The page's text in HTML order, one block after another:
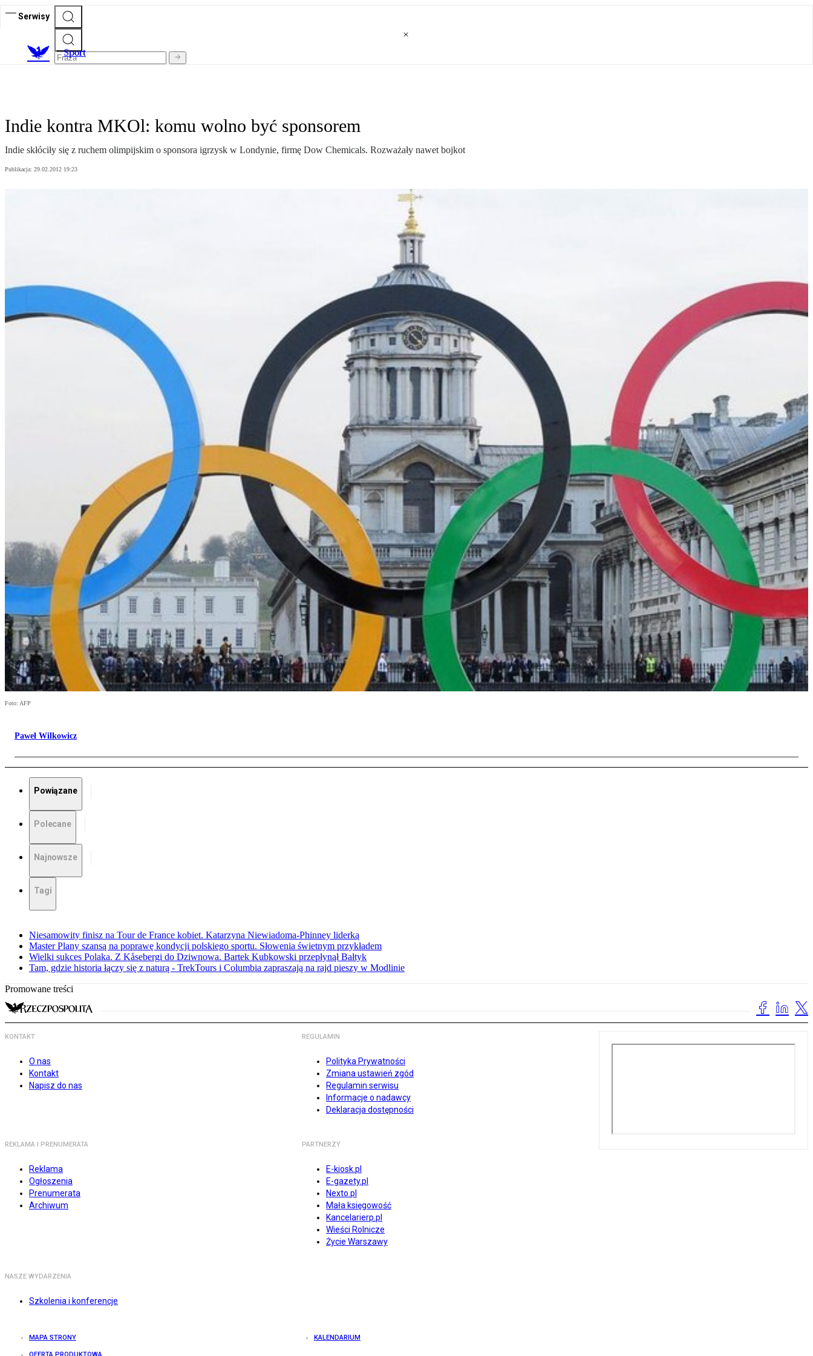
Serwisy
Sport
Indie kontra MKOl: komu wolno być sponsorem
Indie skłóciły się z ruchem olimpijskim o sponsora igrzysk w Londynie, firmę Dow Chemicals. Rozważały nawet bojkot
Publikacja: 29.02.2012 19:23
Foto: AFP
Paweł Wilkowicz
Powiązane
Polecane
Najnowsze
Tagi
Niesamowity finisz na Tour de France kobiet. Katarzyna Niewiadoma-Phinney liderką
Master Plany szansą na poprawę kondycji polskiego sportu. Słowenia świetnym przykładem
Wielki sukces Polaka. Z Kåsebergi do Dziwnowa. Bartek Kubkowski przepłynął Bałtyk
Tam, gdzie historia łączy się z naturą - TrekTours i Columbia zapraszają na rajd pieszy w Modlinie
Promowane treści
KONTAKT
O nas
Kontakt
Napisz do nas
REGULAMIN
Polityka Prywatności
Zmiana ustawień zgód
Regulamin serwisu
Informacje o nadawcy
Deklaracja dostępności
REKLAMA I PRENUMERATA
Reklama
Ogłoszenia
Prenumerata
Archiwum
PARTNERZY
E-kiosk.pl
E-gazety.pl
Nexto.pl
Mała księgowość
Kancelarierp.pl
Wieści Rolnicze
Życie Warszawy
NASZE WYDARZENIA
Szkolenia i konferencje
MAPA STRONY KALENDARIUM